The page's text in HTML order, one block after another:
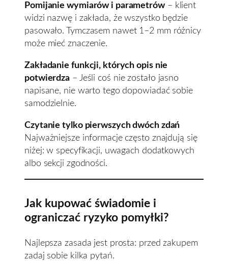
Pomijanie wymiarów i parametrów– klient
widzi nazwę i zakłada, że wszystko będzie
pasowało. Tymczasem nawet 1–2 mm różnicy
może mieć znaczenie.
Zakładanie funkcji, których opis nie
potwierdza – Jeśli coś nie zostało jasno
napisane, nie warto tego dopowiadać sobie
samodzielnie.
Czytanie tylko pierwszych dwóch zdań
Najważniejsze informacje często znajdują się
niżej: w specyfikacji, uwagach dodatkowych
albo sekcji zgodności.
Jak kupować świadomie i
ograniczać ryzyko pomyłki?
Najlepsza zasada jest prosta: przed zakupem
zadaj sobie kilka pytań.